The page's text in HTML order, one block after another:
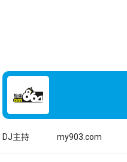
DJ主持 my903.com